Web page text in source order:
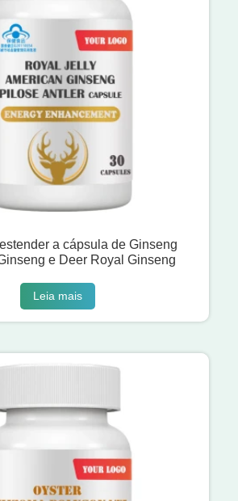
a cápsula de Ginseng
e Deer Royal Ginseng
Leia mais